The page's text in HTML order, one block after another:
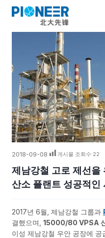
2018-09-08 게시물 조회수:22
제남강철 고로 제선
산소 플랜트 성공적인
2017년 6월, 제남강철 그룹과
결했으며, 15000/80 VPSA
이성 제남강철 우안 공장에